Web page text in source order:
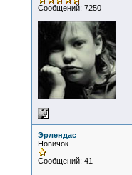
Сообщений: 7250
Эрлендас
Новичок
Сообщений: 41